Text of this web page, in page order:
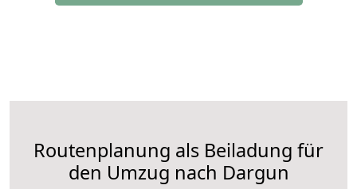
Routenplanung als Beiladung für
den Umzug nach Dargun